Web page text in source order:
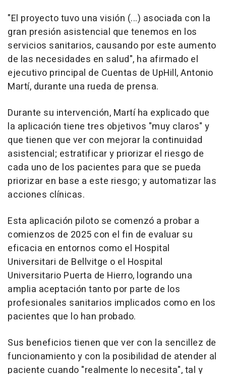
"El proyecto tuvo una visión (...) asociada con la
gran presión asistencial que tenemos en los
servicios sanitarios, causando por este aumento
de las necesidades en salud", ha afirmado el
ejecutivo principal de Cuentas de UpHill, Antonio
Martí, durante una rueda de prensa.
Durante su intervención, Martí ha explicado que
la aplicación tiene tres objetivos "muy claros" y
que tienen que ver con mejorar la continuidad
asistencial; estratificar y priorizar el riesgo de
cada uno de los pacientes para que se pueda
priorizar en base a este riesgo; y automatizar las
acciones clínicas.
Esta aplicación piloto se comenzó a probar a
comienzos de 2025 con el fin de evaluar su
eficacia en entornos como el Hospital
Universitari de Bellvitge o el Hospital
Universitario Puerta de Hierro, logrando una
amplia aceptación tanto por parte de los
profesionales sanitarios implicados como en los
pacientes que lo han probado.
Sus beneficios tienen que ver con la sencillez de
funcionamiento y con la posibilidad de atender al
paciente cuando "realmente lo necesita", tal y